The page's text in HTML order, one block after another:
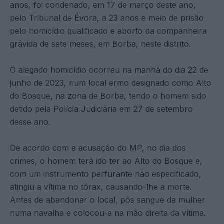
anos, foi condenado, em 17 de março deste ano,
pelo Tribunal de Évora, a 23 anos e meio de prisão
pelo homicídio qualificado e aborto da companheira
grávida de sete meses, em Borba, neste distrito.
O alegado homicídio ocorreu na manhã do dia 22 de
junho de 2023, num local ermo designado como Alto
do Bosque, na zona de Borba, tendo o homem sido
detido pela Polícia Judiciária em 27 de setembro
desse ano.
De acordo com a acusação do MP, no dia dos
crimes, o homem terá ido ter ao Alto do Bosque e,
com um instrumento perfurante não especificado,
atingiu a vítima no tórax, causando-lhe a morte.
Antes de abandonar o local, pôs sangue da mulher
numa navalha e colocou-a na mão direita da vítima.